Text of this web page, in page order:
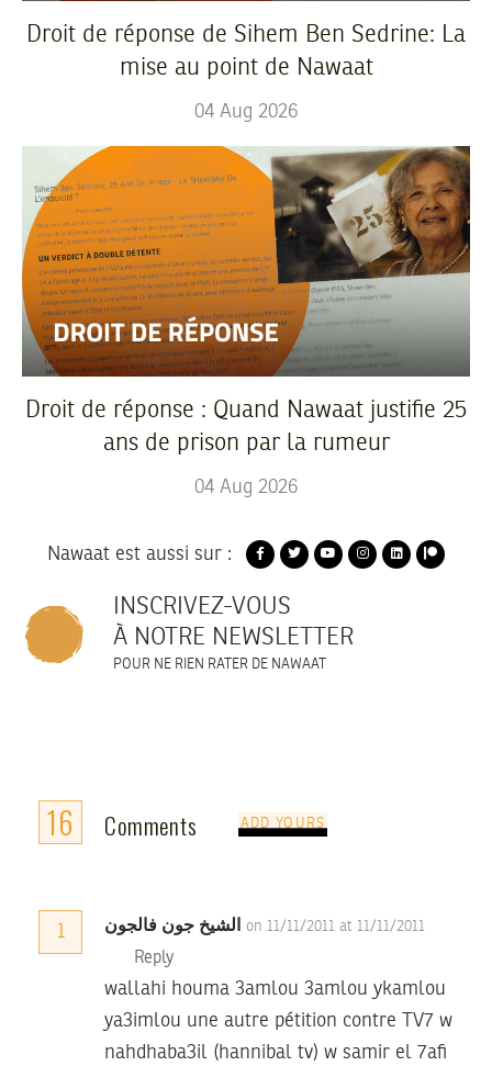
Droit de réponse de Sihem Ben Sedrine: La
mise au point de Nawaat
04 Aug 2026
Droit de réponse : Quand Nawaat justifie 25
ans de prison par la rumeur
04 Aug 2026
Nawaat est aussi sur :
INSCRIVEZ-VOUS
À NOTRE NEWSLETTER
POUR NE RIEN RATER DE NAWAAT
16 Comments ADD YOURS
1 الشيخ جون فالجون on 11/11/2011 at 11/11/2011
Reply
wallahi houma 3amlou 3amlou ykamlou
ya3imlou une autre pétition contre TV7 w
nahdhaba3il (hannibal tv) w samir el 7afi